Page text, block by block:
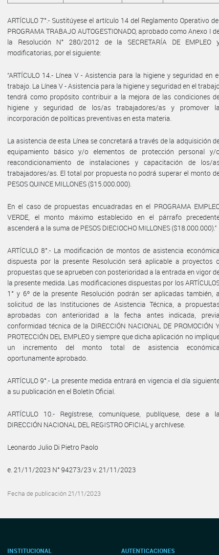
ARTÍCULO 7°.- Sustitúyese el artículo 14 del Reglamento Operativo
PROGRAMA TRABAJO AUTOGESTIONADO, aprobado como Anexo I
la Resolución N° 280/2012 de la SECRETARÍA DE EMPLEO
modificatorias, por el siguiente:
“ARTÍCULO 14.- Línea V - Asistencia para la higiene y seguridad en
trabajo. La Línea V - Asistencia para la higiene y seguridad en el
tendrá como propósito contribuir a la mejora de las condiciones
higiene y seguridad de los/as trabajadores/as y promover
incorporación de políticas preventivas en esta materia.
La asistencia de esta Línea se concretará a través de la adquisición
equipamiento básico y/o elementos de protección personal y/
reacondicionamiento de instalaciones y capacitación de los/
trabajadores/as. El total por propuesta no podrá superar el monto
PESOS QUINCE MILLONES ($15.000.000).
En el caso de propuestas encuadradas en el PROGRAMA
VERDE, el monto máximo establecido en el párrafo
ascenderá a la suma de PESOS DIECIOCHO MILLONES ($18.000.000).”
ARTÍCULO 8°.- La modificación de montos de asistencia
dispuesta por la presente Resolución será aplicable a proyectos
propuestas que se aprueben con posterioridad a la entrada en vigor
la presente medida. Las modificaciones dispuestas por los
1° y 6º de la presente Resolución podrán ser aplicadas también,
solicitud de las Instituciones de Asistencia Técnica, a
aprobadas con anterioridad a la fecha antes indicada,
conformidad técnica de la DIRECCIÓN NACIONAL DE PROMOCIÓN
PROTECCIÓN DEL EMPLEO y siempre que dicha aplicación no
un incremento del monto total de asistencia
oportunamente aprobado.
ARTÍCULO 9°.- La presente medida entrará en vigencia el día
a su publicación en el Boletín Oficial.
ARTÍCULO 10.- Regístrese, comuníquese, publíquese, dese a
DIRECCIÓN NACIONAL DEL REGISTRO OFICIAL y archívese.
Leonardo Julio Di Pietro Paolo
e. 21/11/2023 N° 94273/23 v. 21/11/2023
Fecha de publicación 21/11/2023
INSTITUCIONAL AUTENTICACIONES